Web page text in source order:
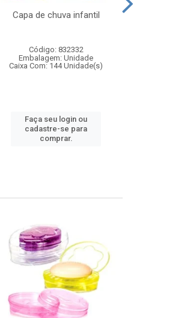
Capa de chuva infantil
Código: 832332
Embalagem: Unidade
Caixa Com: 144 Unidade(s)
Faça seu login ou
cadastre-se para
comprar.